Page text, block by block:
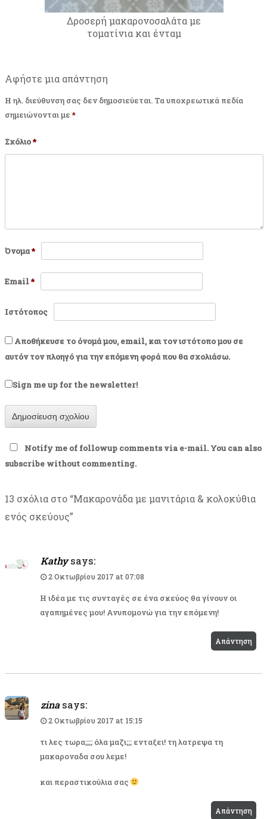
Δροσερή μακαρονοσαλάτα με
τοματίνια και ένταμ
Αφήστε μια απάντηση
Η ηλ. διεύθυνση σας δεν δημοσιεύεται. Τα υποχρεωτικά πεδία
σημειώνονται με *
Σχόλιο*
Όνομα*
Email*
Ιστότοπος
Αποθήκευσε το όνομά μου, email, και τον ιστότοπο μου σε
αυτόν τον πλοηγό για την επόμενη φορά που θα σχολιάσω.
Sign me up for the newsletter!
Notify me of followup comments via e-mail. You can also
subscribe without commenting.
13 σχόλια στο “Μακαρονάδα με μανιτάρια & κολοκύθια
ενός σκεύους”
Kathy says:
2 Οκτωβρίου 2017 at 07:08
Η ιδέα με τις συνταγές σε ένα σκεύος θα γίνουν οι
αγαπημένες μου! Ανυπομονώ για την επόμενη!
Απάντηση
zina says:
2 Οκτωβρίου 2017 at 15:15
τι λες τωρα;;;; όλα μαζι;;; ενταξει! τη λατρεψα τη
μακαροναδα σου λεμε!
και περαστικούλια σας
Απάντηση